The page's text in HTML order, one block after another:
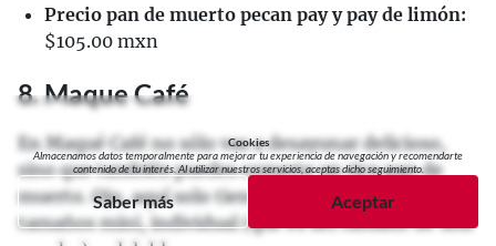
Precio pan de muerto pecan pay y pay de limón:
$105.00 mxn
8. Maque Café
En Maqué Café no sólo vas a desayunar delicioso,
sino que también puedes comerte un rico pan de
muerto. Ojo, aquí solo tienen panes tradicionales en
tamaños mini, individual (que es del tamaño de una
Cookies
Almacenamos datos temporalmente para mejorar tu experiencia de navegación y recomendarte
contenido de tu interés. Al utilizar nuestros servicios, aceptas dicho seguimiento.
Saber más Aceptar